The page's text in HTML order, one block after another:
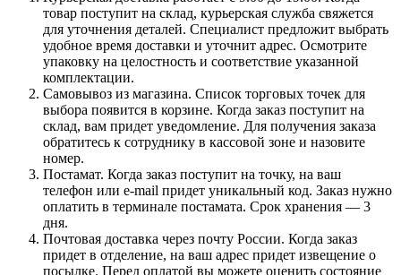
товар поступит на склад, курьерская служба свяжется
для уточнения деталей. Специалист предложит выбрать
удобное время доставки и уточнит адрес. Осмотрите
упаковку на целостность и соответствие указанной
комплектации.
Самовывоз из магазина. Список торговых точек для
выбора появится в корзине. Когда заказ поступит на
склад, вам придет уведомление. Для получения заказа
обратитесь к сотруднику в кассовой зоне и назовите
номер.
Постамат. Когда заказ поступит на точку, на ваш
телефон или e-mail придет уникальный код. Заказ нужно
оплатить в терминале постамата. Срок хранения — 3
дня.
Почтовая доставка через почту России. Когда заказ
придет в отделение, на ваш адрес придет извещение о
посылке. Перед оплатой вы можете оценить состояние